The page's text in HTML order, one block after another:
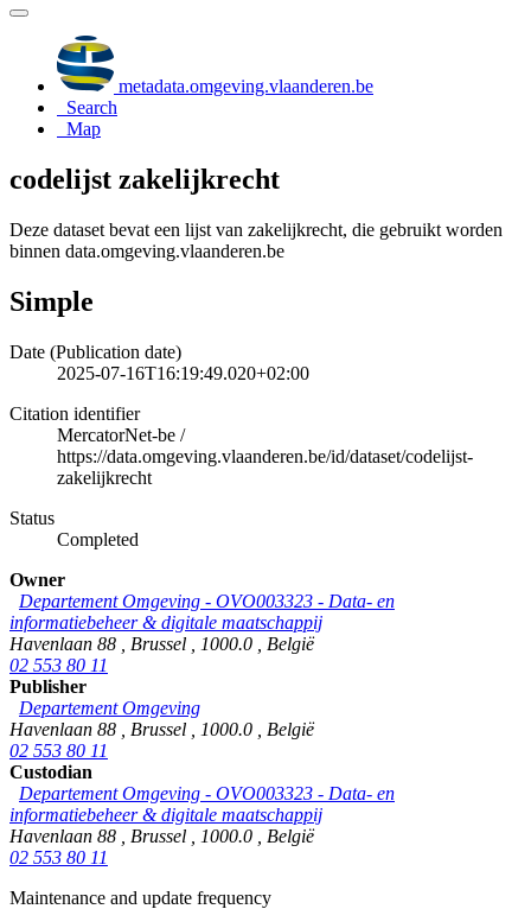
metadata.omgeving.vlaanderen.be
Search
Map
codelijst zakelijkrecht
Deze dataset bevat een lijst van zakelijkrecht, die gebruikt worden
binnen data.omgeving.vlaanderen.be
Simple
Date (Publication date)
2025-07-16T16:19:49.020+02:00
Citation identifier
MercatorNet-be /
https://data.omgeving.vlaanderen.be/id/dataset/codelijst-
zakelijkrecht
Status
Completed
Owner
Departement Omgeving - OVO003323 - Data- en
informatiebeheer & digitale maatschappij
Havenlaan 88
Brussel 1000.0
België
02 553 80 11
Publisher
Departement Omgeving
Havenlaan 88
Brussel 1000.0
België
02 553 80 11
Custodian
Departement Omgeving - OVO003323 - Data- en
informatiebeheer & digitale maatschappij
Havenlaan 88
Brussel 1000.0
België
02 553 80 11
Maintenance and update frequency